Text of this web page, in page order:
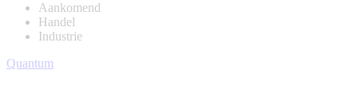
Aankomend
Handel
Industrie
Quantum